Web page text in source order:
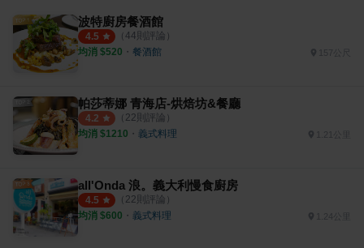
波特廚房餐酒館
4.5 （ 44則評論）
均消 $520 ・ 餐酒館 157公尺
帕莎蒂娜 青海店-烘焙坊&餐廳
4.2 （ 22則評論）
均消 $1210 ・ 義式料理
all'Onda 浪。義大利慢食廚房
4.5 （ 22則評論）
均消 $600 ・ 義式料理 1.24公里